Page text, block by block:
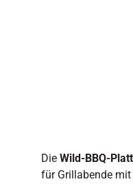
Die Wild-BBQ-
für Grillabende